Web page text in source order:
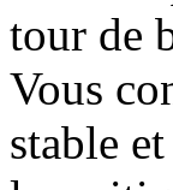
tour de
Vous
stable